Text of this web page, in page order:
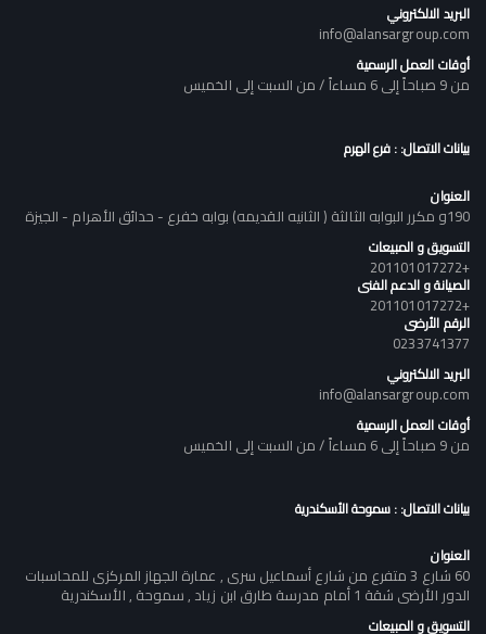
البريد الالكتروني
info@alansargroup.com
أوقات العمل الرسمية
من 9 صباحاً إلى 6 مساءاً / من السبت إلى الخميس
بيانات الاتصال: : فرع الهرم
العنوان
190و مكرر البوابه الثالثة ( الثانيه القديمه) بوابه خفرع - حدائق الأهرام - الجيزة
التسويق و المبيعات
+201101017272
الصيانة و الدعم الفنى
+201101017272
الرقم الأرضى
0233741377
البريد الالكتروني
info@alansargroup.com
أوقات العمل الرسمية
من 9 صباحاً إلى 6 مساءاً / من السبت إلى الخميس
بيانات الاتصال: : سموحة الأسكندرية
العنوان
60 شارع 3 متفرع من شارع أسماعيل سرى , عمارة الجهاز المركزى للمحاسبات
الدور الأرضى شقة 1 أمام مدرسة طارق ابن زياد , سموحة , الأسكندرية
التسويق و المبيعات